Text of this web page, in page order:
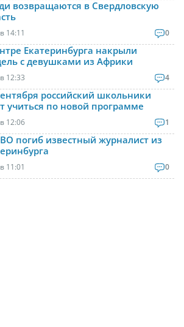
возвращаются в Свердловскую
14:11 0
Екатеринбурга накрыли
с девушками из Африки
12:33 4
российский школьники
учиться по новой программе
12:06 1
погиб известный журналист из
11:01 0